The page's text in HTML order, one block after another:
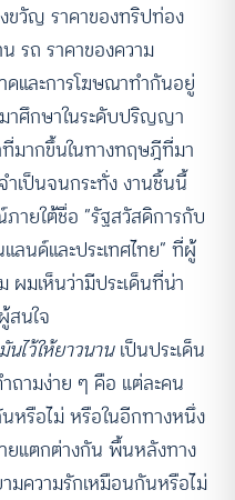
ขวัญ ราคาของทริปท่อง
รถ ราคาของความ
และการโฆษณาทำกันอยู่
าศึกษาในระดับปริญญา
ที่มากขึ้นในทางทฤษฎีที่มา
เป็นจนกระทั่ง งานชิ้นนี้
ยใต้ชื่อ “รัฐสวัสดิการกับ
นด์และประเทศไทย” ที่ผู้
ผมเห็นว่ามีประเด็นที่น่า
สนใจ
ไว้ให้ยาวนานเป็นประเด็น
ถามง่าย ๆ คือ แต่ละคน
หรือไม่ หรือในอีกทางหนึ่ง
แตกต่างกัน พื้นหลังทาง
มความรักเหมือนกันหรือไม่